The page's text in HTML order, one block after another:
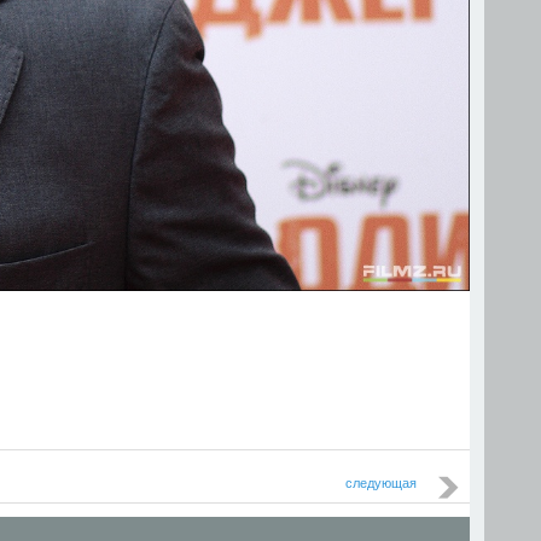
следующая